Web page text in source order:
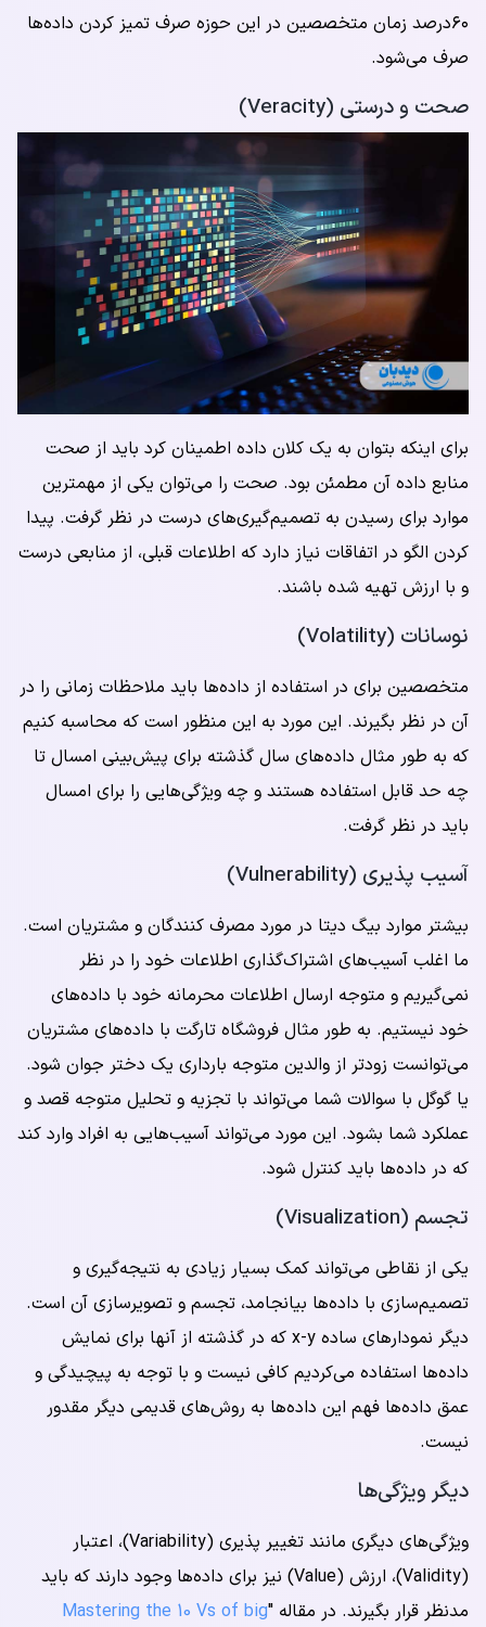
۶۰درصد زمان متخصصین در این حوزه صرف تمیز کردن داده‌ها
صرف می‌شود.
صحت و درستی (Veracity)
برای اینکه بتوان به یک کلان داده اطمینان کرد باید از صحت
منابع داده آن مطمئن بود. صحت را می‌توان یکی از مهمترین
موارد برای رسیدن به تصمیم‌گیری‌های درست در نظر گرفت. پیدا
کردن الگو در اتفاقات نیاز دارد که اطلاعات قبلی، از منابعی درست
و با ارزش تهیه شده باشند.
نوسانات (Volatility)
متخصصین برای در استفاده از داده‌ها باید ملاحظات زمانی را در
آن در نظر بگیرند. این مورد به این منظور است که محاسبه کنیم
که به طور مثال داده‌های سال گذشته برای پیش‌بینی امسال تا
چه حد قابل استفاده هستند و چه ویژگی‌هایی را برای امسال
باید در نظر گرفت.
آسیب پذیری (Vulnerability)
بیشتر موارد بیگ دیتا در مورد مصرف کنندگان و مشتریان است.
ما اغلب آسیب‌های اشتراک‌گذاری اطلاعات خود را در نظر
نمی‌گیریم و متوجه ارسال اطلاعات محرمانه خود با داده‌های
خود نیستیم. به طور مثال فروشگاه تارگت با داده‌های مشتریان
می‌توانست زودتر از والدین متوجه بارداری یک دختر جوان شود.
یا گوگل با سوالات شما می‌تواند با تجزیه و تحلیل متوجه قصد و
عملکرد شما بشود. این مورد می‌تواند آسیب‌هایی به افراد وارد کند
که در داده‌ها باید کنترل شود.
تجسم (Visualization)
یکی از نقاطی می‌تواند کمک بسیار زیادی به نتیجه‌گیری و
تصمیم‌سازی با داده‌ها بیانجامد، تجسم و تصویرسازی آن است.
دیگر نمودارهای ساده x-y که در گذشته از آنها برای نمایش
داده‌ها استفاده می‌کردیم کافی نیست و با توجه به پیچیدگی و
عمق داده‌ها فهم این داده‌ها به روش‌های قدیمی دیگر مقدور
نیست.
دیگر ویژگی‌ها
ویژگی‌های دیگری مانند تغییر پذیری (Variability)، اعتبار
(Validity)، ارزش (Value) نیز برای داده‌ها وجود دارند که باید
مدنظر قرار بگیرند. در مقاله "Mastering the 10 Vs of big